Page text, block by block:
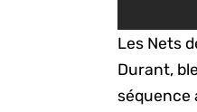
Les Nets
Durant,
séquence